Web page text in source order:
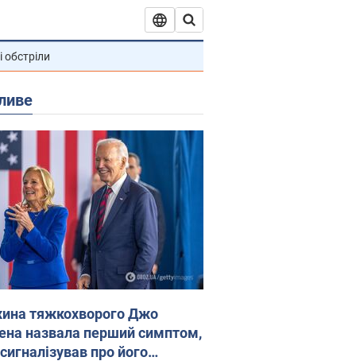
обстріли
тяжкохворого Джо
назвала перший симптом,
про його